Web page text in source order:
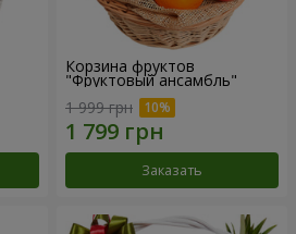
Корзина фруктов
"Фруктовый ансамбль"
1 999 грн
Заказать